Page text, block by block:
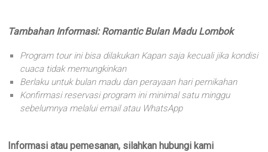
Tambahan Informasi: Romantic Bulan Madu Lombok
Program tour ini bisa dilakukan Kapan saja kecuali jika kondisi
cuaca tidak memungkinkan
Berlaku untuk bulan madu dan perayaan hari pernikahan
Konfirmasi reservasi program ini minimal satu minggu
sebelumnya melalui email atau WhatsApp
Informasi atau pemesanan, silahkan hubungi kami